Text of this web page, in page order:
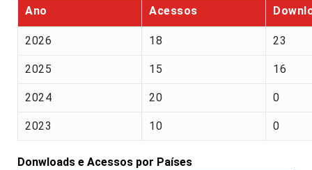
Ano Acessos
2026 18 23
2025 15 16
2024 20 0
2023 10 0
Donwloads e Acessos por Países